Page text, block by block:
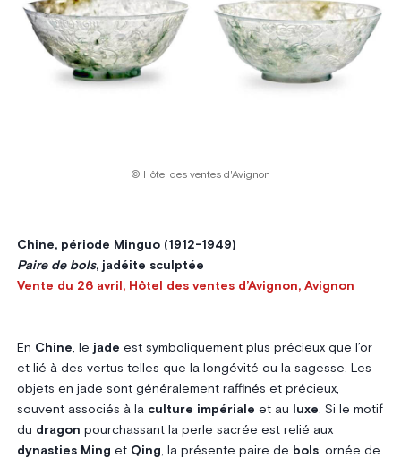
© Hôtel des ventes d'Avignon
Chine, période Minguo (1912-1949)
Paire de bols, jadéite sculptée
Vente du 26 avril, Hôtel des ventes d’Avignon, Avignon
En Chine, le jade est symboliquement plus précieux que l’or
et lié à des vertus telles que la longévité ou la sagesse. Les
objets en jade sont généralement raffinés et précieux,
souvent associés à la culture impériale et au luxe. Si le motif
du dragon pourchassant la perle sacrée est relié aux
dynasties Ming et Qing, la présente paire de bols, ornée de